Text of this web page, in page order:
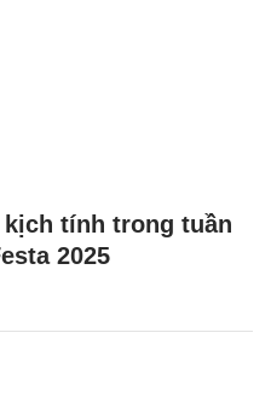
kịch tính trong tuần
2025